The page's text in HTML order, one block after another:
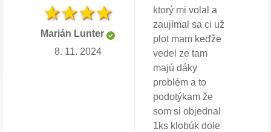
Marián Lunter
8. 11. 2024
ktorý mi volal a
zaujímal sa ci už
plot mam keďže
vedel ze tam
majú dáky
problém a to
podotýkam že
som si objednal
1ks klobúk dole